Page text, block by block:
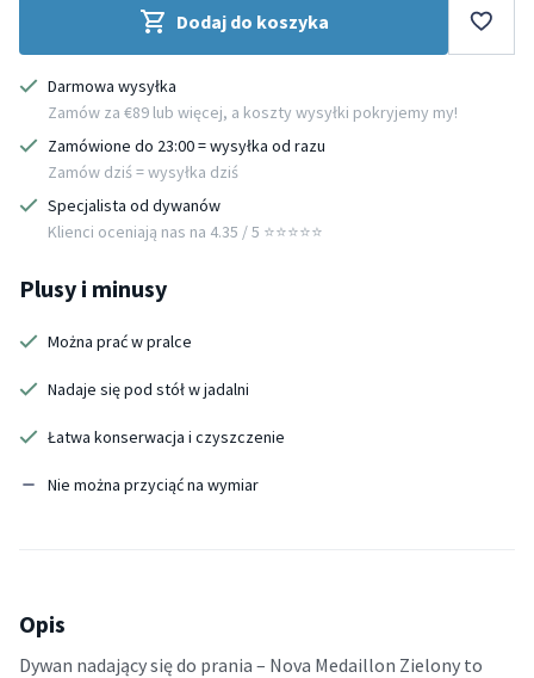
Dodaj do koszyka
Darmowa wysyłka
Zamów za €89 lub więcej, a koszty wysyłki pokryjemy my!
Zamówione do 23:00 = wysyłka od razu
Zamów dziś = wysyłka dziś
Specjalista od dywanów
Klienci oceniają nas na 4.35 / 5 ⭐️⭐️⭐️⭐️⭐️
Plusy i minusy
Można prać w pralce
Nadaje się pod stół w jadalni
Łatwa konserwacja i czyszczenie
Nie można przyciąć na wymiar
Opis
Dywan nadający się do prania – Nova Medaillon Zielony to